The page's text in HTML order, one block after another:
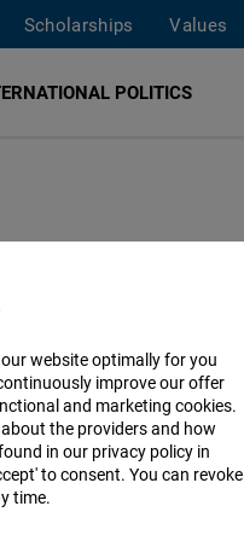
Scholarships Values
POLITICS
en Perú, Chile,
se busca
website optimally for you
improve our offer
and marketing cookies.
the providers and how
in our privacy policy in
to consent. You can revoke
time.